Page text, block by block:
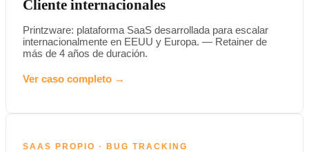
Cliente internacionales
Printzware: plataforma SaaS desarrollada para escalar
internacionalmente en EEUU y Europa. — Retainer de
más de 4 años de duración.
Ver caso completo →
SAAS PROPIO · BUG TRACKING